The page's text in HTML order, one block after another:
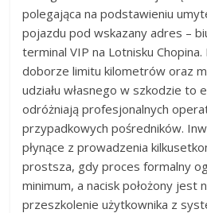
polegająca na podstawieniu
pojazdu pod wskazany adres –
terminal VIP na Lotnisku
doborze limitu kilometrów oraz
udziału własnego w szkodzie to
odróżniają profesjonalnych
przypadkowych pośredników.
płynące z prowadzenia
prostsza, gdy proces formalny
minimum, a nacisk położony jest
przeszkolenie użytkownika z